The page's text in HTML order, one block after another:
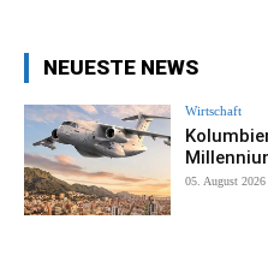
NEUESTE NEWS
Wirtschaft
05. August 2026